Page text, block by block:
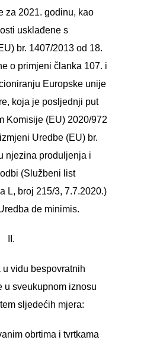
za 2021. godinu, kao
usklađene s
br. 1407/2013 od 18.
o primjeni članka 107. i
Europske unije
koja je posljednji put
Komisije (EU) 2020/972
Uredbe (EU) br.
njezina produljenja i
(Službeni list
L, broj 215/3, 7.7.2020.)
de minimis.
II.
vidu bespovratnih
u sveukupnom iznosu
sljedećih mjera:
obrtima i tvrtkama